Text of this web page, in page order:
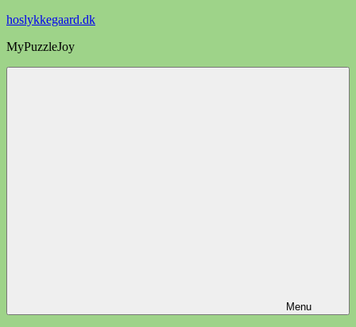
Videre
indhold
hoslykkegaard.dk
MyPuzzleJoy
Menu